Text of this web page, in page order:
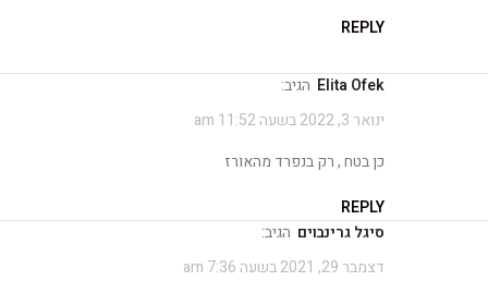
REPLY
Elita Ofek
הגיב:
ינואר 3, 2022 בשעה 11:52 am
כן בטח , רק בנפרד מהאורז
REPLY
סיגל גרינבוים הגיב:
דצמבר 29, 2021 בשעה 7:36 am